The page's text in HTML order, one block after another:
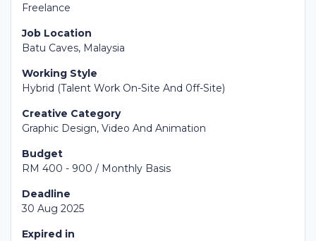
Freelance
Job Location
Batu Caves, Malaysia
Working Style
Hybrid (Talent Work On-Site And 0ff-Site)
Creative Category
Graphic Design, Video And Animation
Budget
RM 400 - 900 / Monthly Basis
Deadline
30 Aug 2025
Expired in